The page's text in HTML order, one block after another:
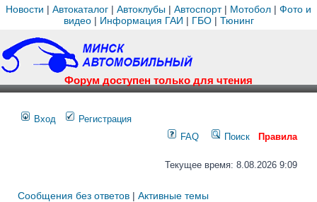
Новости | Автокаталог | Автоклубы | Автоспорт| Мотобол | Фото и
видео| Информация ГАИ | ГБО| Тюнинг
Форум доступен только для чтения
Вход
Регистрация
FAQ
Поиск Правила
Текущее время: 8.08.2026 9:09
Сообщения без ответов | Активные темы